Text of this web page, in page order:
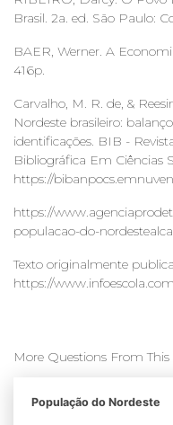
Brasil. 2a. ed. São Paulo:
BAER, Werner. A
416p.
Carvalho, M. R. de, &
Nordeste brasileiro:
identificações. BIB -
Bibliográfica Em Ciências
https://
https://
populacao-do-
Texto originalmente
https://
More Questions From This
População do Nordeste